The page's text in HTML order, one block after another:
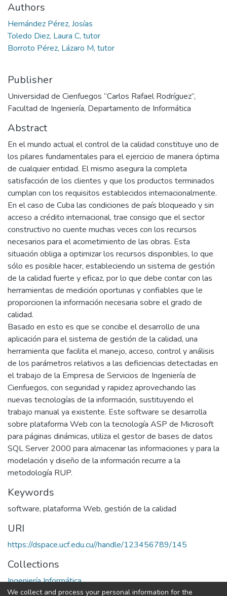
Authors
Hernández Pérez, Josías
Toledo Diez, Laura C, tutor
Borroto Pérez, Lázaro M, tutor
Publisher
Universidad de Cienfuegos “Carlos Rafael Rodríguez”,
Facultad de Ingeniería, Departamento de Informática
Abstract
En el mundo actual el control de la calidad constituye uno de
los pilares fundamentales para el ejercicio de manera óptima
de cualquier entidad. El mismo asegura la completa
satisfacción de los clientes y que los productos terminados
cumplan con los requisitos establecidos internacionalmente.
En el caso de Cuba las condiciones de país bloqueado y sin
acceso a crédito internacional, trae consigo que el sector
constructivo no cuente muchas veces con los recursos
necesarios para el acometimiento de las obras. Esta
situación obliga a optimizar los recursos disponibles, lo que
sólo es posible hacer, estableciendo un sistema de gestión
de la calidad fuerte y eficaz, por lo que debe contar con las
herramientas de medición oportunas y confiables que le
proporcionen la información necesaria sobre el grado de
calidad.
Basado en esto es que se concibe el desarrollo de una
aplicación para el sistema de gestión de la calidad, una
herramienta que facilita el manejo, acceso, control y análisis
de los parámetros relativos a las deficiencias detectadas en
el trabajo de la Empresa de Servicios de Ingeniería de
Cienfuegos, con seguridad y rapidez aprovechando las
nuevas tecnologías de la información, sustituyendo el
trabajo manual ya existente. Este software se desarrolla
sobre plataforma Web con la tecnología ASP de Microsoft
para páginas dinámicas, utiliza el gestor de bases de datos
SQL Server 2000 para almacenar las informaciones y para la
modelación y diseño de la información recurre a la
metodología RUP.
Keywords
software, plataforma Web, gestión de la calidad
URI
https://dspace.ucf.edu.cu//handle/123456789/145
Collections
Ingeniería Informática
We collect and process your personal information for the